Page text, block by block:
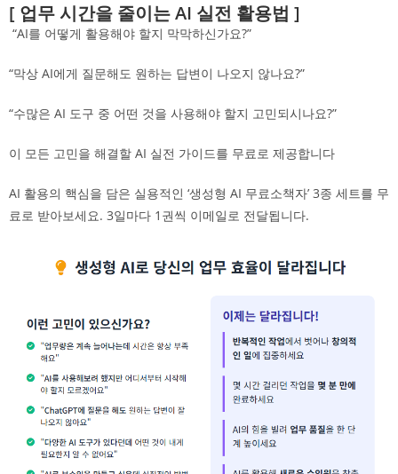
[ 업무 시간을 줄이는 AI 실전 활용법 ]
“AI를 어떻게 활용해야 할지 막막하신가요?”
“막상 AI에게 질문해도 원하는 답변이 나오지 않나요?”
“수많은 AI 도구 중 어떤 것을 사용해야 할지 고민되시나요?”
이 모든 고민을 해결할 AI 실전 가이드를 무료로 제공합니다
AI 활용의 핵심을 담은 실용적인 ‘생성형 AI 무료소책자’ 3종 세트를 무
료로 받아보세요. 3일마다 1권씩 이메일로 전달됩니다.